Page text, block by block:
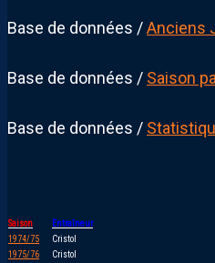
Base de données /Anciens
Base de données / Saison
Base de données /
Saison Entraîneur
1974/75
Cristol
1975/76
Cristol